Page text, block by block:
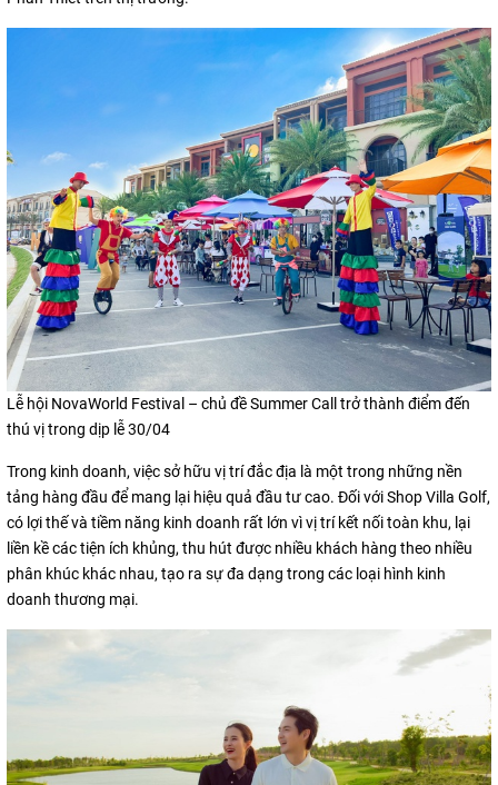
Lễ hội NovaWorld Festival – chủ đề Summer Call trở thành điểm đến
thú vị trong dịp lễ 30/04
Trong kinh doanh, việc sở hữu vị trí đắc địa là một trong những nền
tảng hàng đầu để mang lại hiệu quả đầu tư cao. Đối với Shop Villa Golf,
có lợi thế và tiềm năng kinh doanh rất lớn vì vị trí kết nối toàn khu, lại
liền kề các tiện ích khủng, thu hút được nhiều khách hàng theo nhiều
phân khúc khác nhau, tạo ra sự đa dạng trong các loại hình kinh
doanh thương mại.